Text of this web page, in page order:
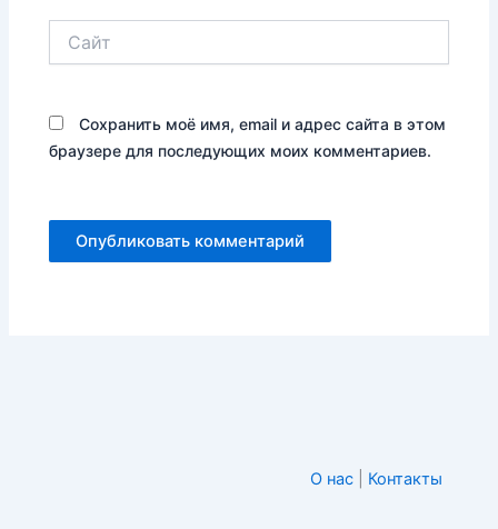
Сохранить моё имя, email и адрес сайта в этом
браузере для последующих моих комментариев.
О нас Контакты